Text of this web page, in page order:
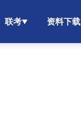
联考▼ 资料下载